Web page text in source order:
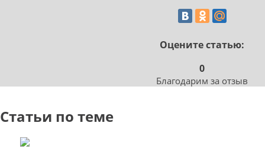
Оцените статью:
0
Благодарим за отзыв
Статьи по теме